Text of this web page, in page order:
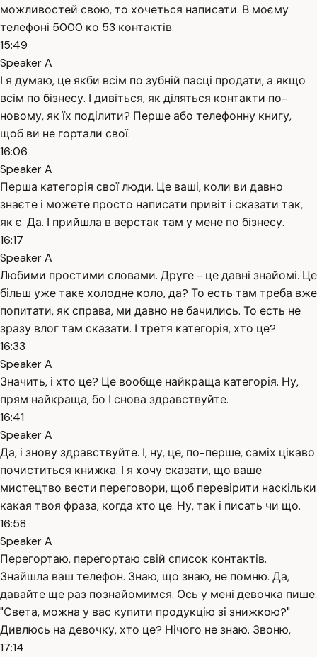
можливостей свою, то хочеться написати. В моєму
телефоні 5000 ко 53 контактів.
15:49
Speaker A
І я думаю, це якби всім по зубній пасці продати, а якщо
всім по бізнесу. І дивіться, як діляться контакти по-
новому, як їх поділити? Перше або телефонну книгу,
щоб ви не гортали свої.
16:06
Speaker A
Перша категорія свої люди. Це ваші, коли ви давно
знаєте і можете просто написати привіт і сказати так,
як є. Да. І прийшла в верстак там у мене по бізнесу.
16:17
Speaker A
Любими простими словами. Друге - це давні знайомі. Це
більш уже таке холодне коло, да? То есть там треба вже
попитати, як справа, ми давно не бачились. То есть не
зразу влог там сказати. І третя категорія, хто це?
16:33
Speaker A
Значить, і хто це? Це вообще найкраща категорія. Ну,
прям найкраща, бо І снова здравствуйте.
16:41
Speaker A
Да, і знову здравствуйте. І, ну, це, по-перше, саміх цікаво
почиститься книжка. І я хочу сказати, що ваше
мистецтво вести переговори, щоб перевірити наскільки
какая твоя фраза, когда хто це. Ну, так і писать чи що.
16:58
Speaker A
Перегортаю, перегортаю свій список контактів.
Знайшла ваш телефон. Знаю, що знаю, не помню. Да,
давайте ще раз познайомимся. Ось у мені девочка пише:
"Света, можна у вас купити продукцію зі знижкою?"
Дивлюсь на девочку, хто це? Нічого не знаю. Звоню,
17:14